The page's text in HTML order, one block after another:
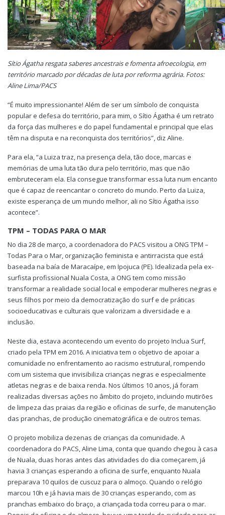
Sítio Ágatha resgata saberes ancestrais e fomenta afroecologia, em
território marcado por décadas de luta por reforma agrária. Fotos:
Aline Lima/PACS
“É muito impressionante! Além de ser um símbolo de conquista
popular e defesa do território, para mim, o Sítio Ágatha é um retrato
da força das mulheres e do papel fundamental e principal que elas
têm na disputa e na reconquista dos territórios”, diz Aline.
Para ela, “a Luiza traz, na presença dela, tão doce, marcas e
memórias de uma luta tão dura pelo território, mas que não
embruteceram ela. Ela consegue transformar essa luta num encanto
que é capaz de reencantar o concreto do mundo. Perto da Luiza,
existe esperança de um mundo melhor, ali no Sítio Ágatha isso
acontece”.
TPM – TODAS PARA O MAR
No dia 28 de março, a coordenadora do PACS visitou a ONG TPM –
Todas Para o Mar, organização feminista e antirracista que está
baseada na baía de Maracaípe, em Ipojuca (PE). Idealizada pela ex-
surfista profissional Nuala Costa, a ONG tem como missão
transformar a realidade social local e empoderar mulheres negras e
seus filhos por meio da democratização do surf e de práticas
socioeducativas e culturais que valorizam a diversidade e a
inclusão.
Neste dia, estava acontecendo um evento do projeto Inclua Surf,
criado pela TPM em 2016. A iniciativa tem o objetivo de apoiar a
comunidade no enfrentamento ao racismo estrutural, rompendo
com um sistema que invisibiliza crianças negras e especialmente
atletas negras e de baixa renda. Nos últimos 10 anos, já foram
realizadas diversas ações no âmbito do projeto, incluindo mutirões
de limpeza das praias da região e oficinas de surfe, de manutenção
das pranchas, de produção cinematográfica e de outros temas.
O projeto mobiliza dezenas de crianças da comunidade. A
coordenadora do PACS, Aline Lima, conta que quando chegou à casa
de Nuala, duas horas antes das atividades do dia começarem, já
havia 3 crianças esperando a oficina de surfe, enquanto Nuala
preparava 10 quilos de cuscuz para o almoço. Quando o relógio
marcou 10h e já havia mais de 30 crianças esperando, com as
pranchas embaixo do braço, a criançada toda correu para o mar.